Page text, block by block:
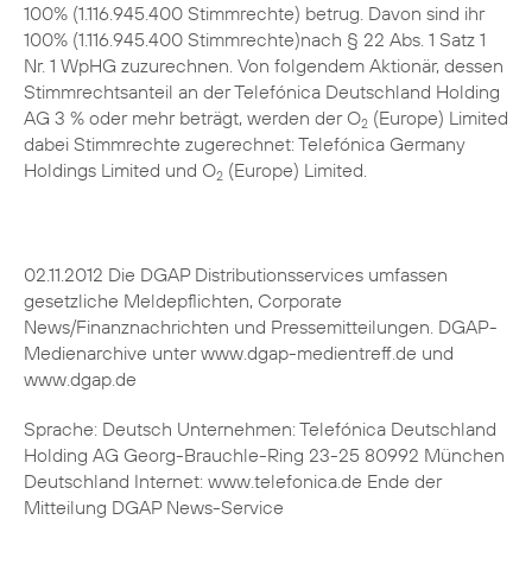
100% (1.116.945.400 Stimmrechte) betrug. Davon sind ihr
100% (1.116.945.400 Stimmrechte)nach § 22 Abs. 1 Satz 1
Nr. 1 WpHG zuzurechnen. Von folgendem Aktionär, dessen
Stimmrechtsanteil an der Telefónica Deutschland Holding
AG 3 % oder mehr beträgt, werden der O2 (Europe) Limited
dabei Stimmrechte zugerechnet: Telefónica Germany
Holdings Limited und O2 (Europe) Limited.
02.11.2012 Die DGAP Distributionsservices umfassen
gesetzliche Meldepflichten, Corporate
News/Finanznachrichten und Pressemitteilungen. DGAP-
Medienarchive unter www.dgap-medientreff.de und
www.dgap.de
Sprache: Deutsch Unternehmen: Telefónica Deutschland
Holding AG Georg-Brauchle-Ring 23-25 80992 München
Deutschland Internet: www.telefonica.de Ende der
Mitteilung DGAP News-Service